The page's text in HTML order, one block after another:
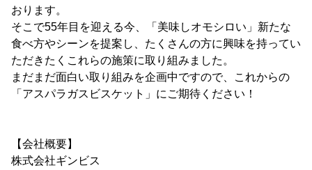
おります。
そこで55年目を迎える今、「美味しオモシロい」新たな
食べ方やシーンを提案し、たくさんの方に興味を持ってい
ただきたくこれらの施策に取り組みました。
まだまだ面白い取り組みを企画中ですので、これからの
「アスパラガスビスケット」にご期待ください！
【会社概要】
株式会社ギンビス